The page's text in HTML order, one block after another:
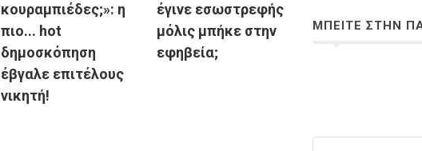
κουραμπιέδες;»: η
πιο... hot
δημοσκόπηση
έβγαλε επιτέλους
νικητή!
έγινε εσωστρεφής
μόλις μπήκε στην
εφηβεία;
ΜΠΕΙΤΕ ΣΤΗΝ